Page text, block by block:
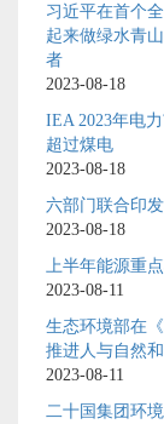
习近平在首个
起来做绿水青
者
2023-08-18
IEA 2023年电
超过煤电
2023-08-18
六部门联合印
2023-08-18
上半年能源重
2023-08-11
生态环境部在
推进人与自然
2023-08-11
二十国集团环